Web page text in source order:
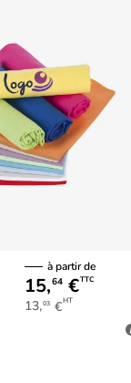
à partir de
13,03 €HT
15,64 €TTC